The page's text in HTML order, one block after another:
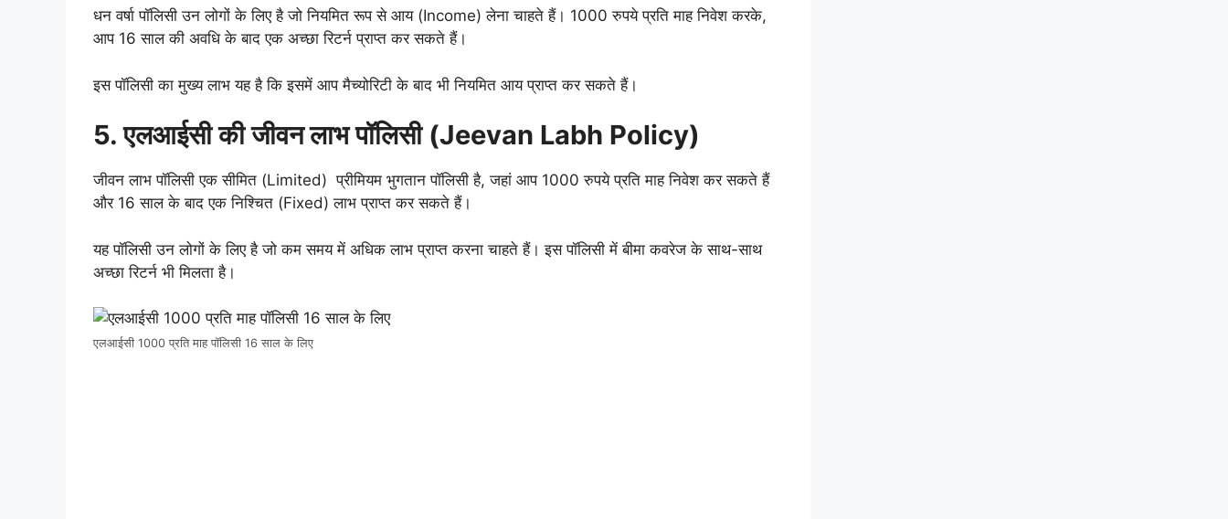
धन वर्षा पॉलिसी उन लोगों के लिए है जो नियमित रूप से आय (Income) लेना चाहते हैं। 1000 रुपये प्रति माह निवेश करके,
आप 16 साल की अवधि के बाद एक अच्छा रिटर्न प्राप्त कर सकते हैं।
इस पॉलिसी का मुख्य लाभ यह है कि इसमें आप मैच्योरिटी के बाद भी नियमित आय प्राप्त कर सकते हैं।
5. एलआईसी की जीवन लाभ पॉलिसी (Jeevan Labh Policy)
जीवन लाभ पॉलिसी एक सीमित (Limited) प्रीमियम भुगतान पॉलिसी है, जहां आप 1000 रुपये प्रति माह निवेश कर सकते हैं
और 16 साल के बाद एक निश्चित (Fixed) लाभ प्राप्त कर सकते हैं।
यह पॉलिसी उन लोगों के लिए है जो कम समय में अधिक लाभ प्राप्त करना चाहते हैं। इस पॉलिसी में बीमा कवरेज के साथ-साथ
अच्छा रिटर्न भी मिलता है।
एलआईसी 1000 प्रति माह पॉलिसी 16 साल के लिए